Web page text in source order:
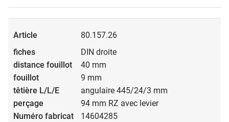
80.157.26
DIN droite
40 mm
9 mm
angulaire 445/24/3 mm
94 mm RZ avec levier
14604285